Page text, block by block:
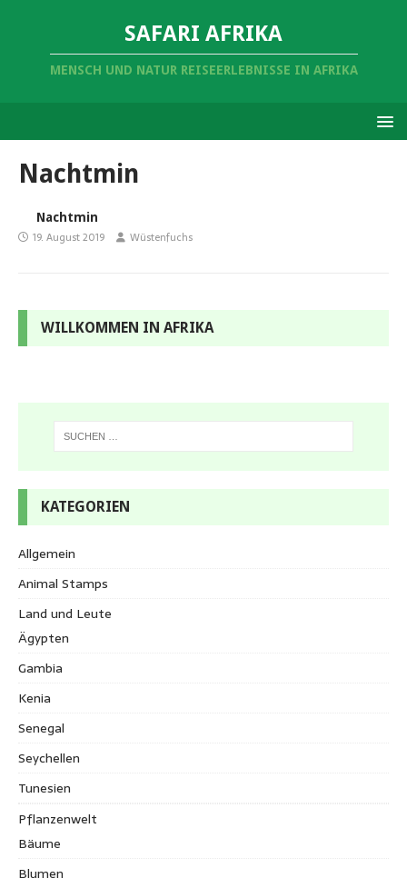
SAFARI AFRIKA
MENSCH UND NATUR REISEERLEBNISSE IN AFRIKA
Nachtmin
Nachtmin
19. August 2019 Wüstenfuchs
WILLKOMMEN IN AFRIKA
KATEGORIEN
Allgemein
Animal Stamps
Land und Leute
Ägypten
Gambia
Kenia
Senegal
Seychellen
Tunesien
Pflanzenwelt
Bäume
Blumen